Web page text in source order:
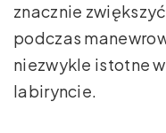
znacznie
podczas
niezwykle istotne
labiryncie.